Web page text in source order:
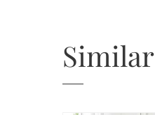
Similar